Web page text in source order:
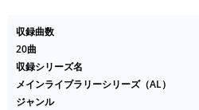
収録曲数
20曲
収録シリーズ名
メインライブラリーシリーズ（AL）
ジャンル